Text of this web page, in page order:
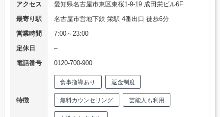
アクセス
愛知県名古屋市東区東桜1-9-19 成田栄ビル6F
最寄り駅
名古屋市営地下鉄 栄駅 4番出口 徒歩6分
営業時間
7:00～23:00
定休日
–
電話番号
0120-700-900
特徴
食事指導あり 返金制度
無料カウンセリング 芸能人も利用